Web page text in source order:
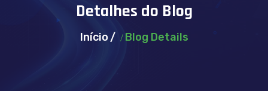
Detalhes do Blog
Início Blog Details